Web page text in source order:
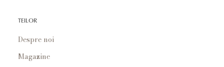
TEILOR
Despre noi
Magazine